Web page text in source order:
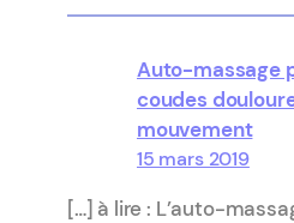
Auto-massage
coudes
mouvement
15 mars 2019
[…] à lire : L’auto-